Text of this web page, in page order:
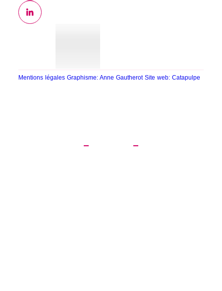
Mentions légalesGraphisme: Anne GautherotSite web: Catapulpe